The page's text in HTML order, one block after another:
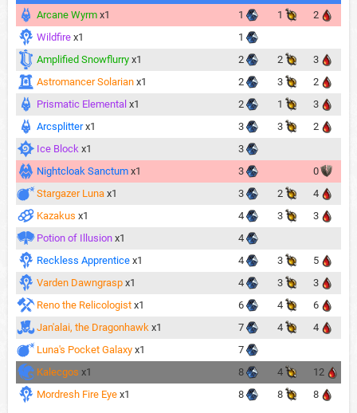
Arcane Wyrm x1 1 1
2
Wildfire x1
1
Amplified Snowflurry x1 2 2
3
Astromancer Solarian x1 2 3
2
Prismatic Elemental x1 2 1
3
Arcsplitter x1 3 3
2
Ice Block x1
3
Nightcloak Sanctum x1 3
0
Stargazer Luna x1 3 2
4
Kazakus x1 4 3
3
Potion of Illusion x1
4
Reckless Apprentice x1 4 3
5
Varden Dawngrasp x1 4 3
3
Reno the Relicologist x1 6 4
6
Jan'alai, the Dragonhawk x1 7 4
4
Luna's Pocket Galaxy x1
7
Kalecgos x1 8 4
12
Mordresh Fire Eye x1 8 8 8